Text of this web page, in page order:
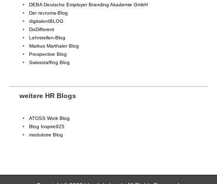
DEBA Deutsche Employer Branding Akademie GmbH
Der recruma-Blog
digitalentBLOG
DoDifferent
Lehrstellen-Blog
Markus Marthaler Blog
Prospective Blog
Swissstaffing Blog
weitere HR Blogs
ATOSS Work Blog
Blog Inspire925
modulotre Blog